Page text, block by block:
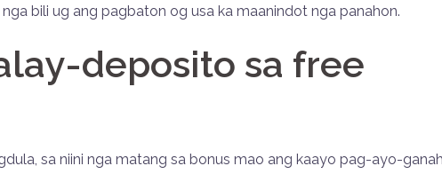
bili ug ang pagbaton og usa ka maanindot nga panahon.
deposito sa free
sa niini nga matang sa bonus mao ang kaayo pag-ayo-